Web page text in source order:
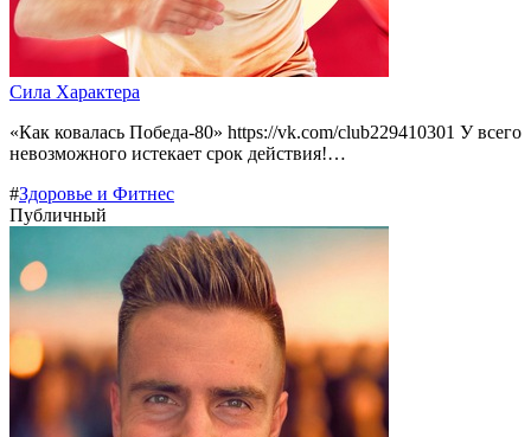
Сила Характера
«Как ковалась Победа-80» https://vk.com/club229410301 У всего
невозможного истекает срок действия!…
#Здоровье и Фитнес
Публичный